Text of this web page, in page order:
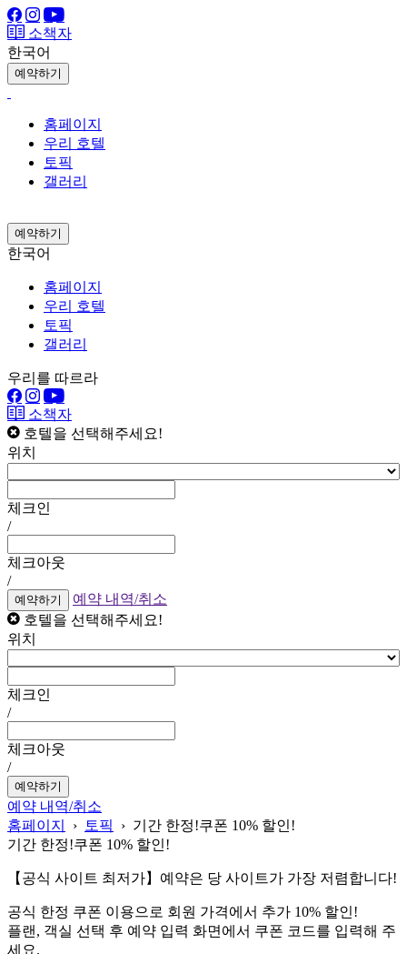
소책자
한국어
예약하기
홈페이지
우리 호텔
토픽
갤러리
예약하기
한국어
홈페이지
우리 호텔
토픽
갤러리
우리를 따르라
소책자
호텔을 선택해주세요!
위치
체크인
/
체크아웃
/
예약하기
예약 내역/취소
호텔을 선택해주세요!
위치
체크인
/
체크아웃
/
예약하기
예약 내역/취소
홈페이지
› 토픽 › 기간 한정!쿠폰 10% 할인!
기간 한정!쿠폰 10% 할인!
【공식 사이트 최저가】예약은 당 사이트가 가장 저렴합니다!
공식 한정 쿠폰 이용으로 회원 가격에서 추가 10% 할인!
플랜, 객실 선택 후 예약 입력 화면에서 쿠폰 코드를 입력해 주
세요.